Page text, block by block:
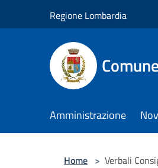
Regione Lombardia
Amministrazione
Home > Verbali